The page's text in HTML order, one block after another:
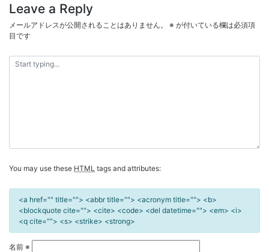
ビ
ゲ
ー
シ
Leave a Reply
メールアドレスが公開されることはありません。 ※ が付いている欄は必須項
目です
You may use these HTML tags and attributes:
<a href="" title=""> <abbr title=""> <acronym title=""> <b>
<blockquote cite=""> <cite> <code> <del datetime=""> <em> <i>
<q cite=""> <s> <strike> <strong>
名前 ※